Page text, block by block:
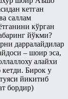
кетган
саллам
кўрган
йўкми?
дарралайдилар
– шоир эса,
алайхи
кетди. Бирок у
йикитиб
бордир)